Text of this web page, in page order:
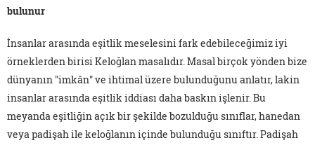
bulunur
İnsanlar arasında eşitlik meselesini fark edebileceğimiz iyi
örneklerden birisi Keloğlan masalıdır. Masal birçok yönden bize
dünyanın "imkân" ve ihtimal üzere bulunduğunu anlatır, lakin
insanlar arasında eşitlik iddiası daha baskın işlenir. Bu
meyanda eşitliğin açık bir şekilde bozulduğu sınıflar, hanedan
veya padişah ile keloğlanın içinde bulunduğu sınıftır. Padişah